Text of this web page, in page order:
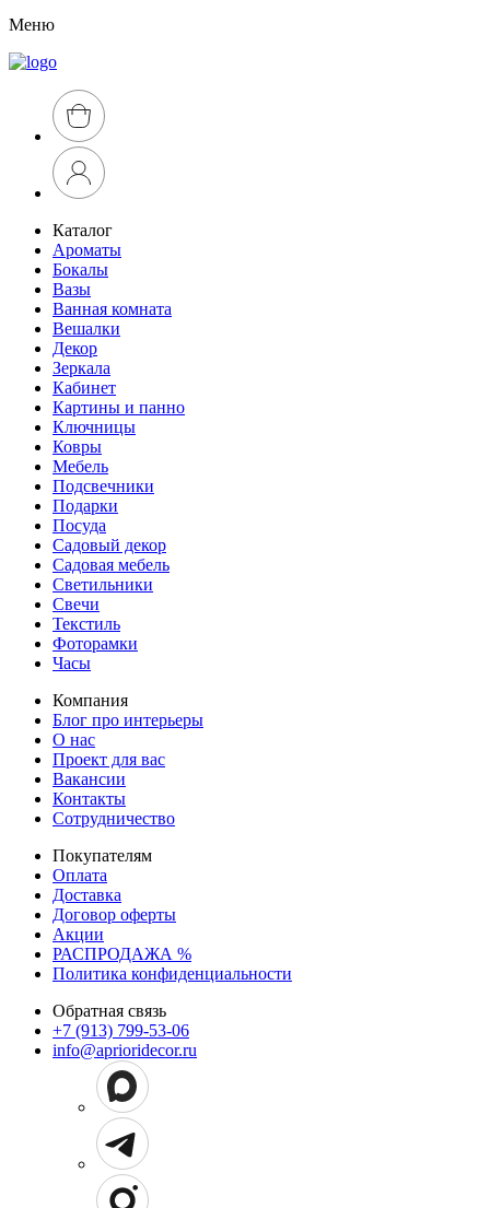
Меню
Каталог
Ароматы
Бокалы
Вазы
Ванная комната
Вешалки
Декор
Зеркала
Кабинет
Картины и панно
Ключницы
Ковры
Мебель
Подсвечники
Подарки
Посуда
Садовый декор
Садовая мебель
Светильники
Свечи
Текстиль
Фоторамки
Часы
Компания
Блог про интерьеры
О нас
Проект для вас
Вакансии
Контакты
Сотрудничество
Покупателям
Оплата
Доставка
Договор оферты
Акции
РАСПРОДАЖА %
Политика конфиденциальности
Обратная связь
+7 (913) 799-53-06
info@aprioridecor.ru